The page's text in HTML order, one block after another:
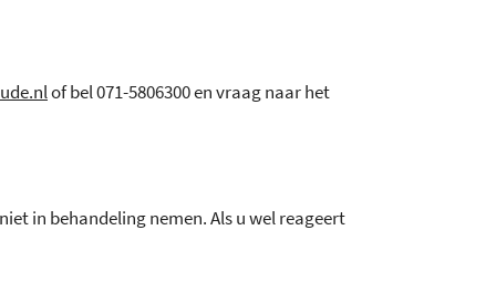
of bel 071-5806300 en vraag naar het
in behandeling nemen. Als u wel reageert